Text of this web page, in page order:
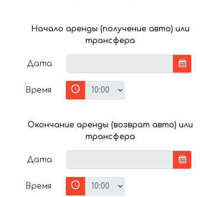
Начало аренды (получение авто) или
трансфера
Дата
Время
Окончание аренды (возврат авто) или
трансфера
Дата
Время